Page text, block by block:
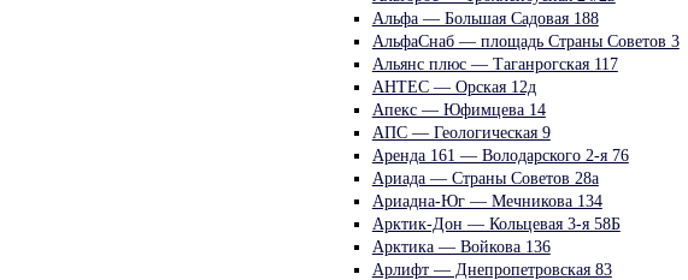
Альфа — Большая Садовая 188
АльфаСнаб — площадь Страны Советов 3
Альянс плюс — Таганрогская 117
АНТЕС — Орская 12д
Апекс — Юфимцева 14
АПС — Геологическая 9
Аренда 161 — Володарского 2-я 76
Ариада — Страны Советов 28а
Ариадна-Юг — Мечникова 134
Арктик-Дон — Кольцевая 3-я 58Б
Арктика — Войкова 136
Арлифт — Днепропетровская 83